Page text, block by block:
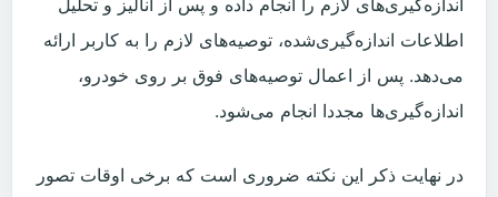
اطلاعات اندازه‌گیری‌شده، توصیه‌های لازم را به کاربر ارائه
می‌دهد. پس از اعمال توصیه‌های فوق بر روی خودرو،
اندازه‌گیری‌ها مجددا انجام می‌شود.
در نهایت ذکر این نکته ضروری است که برخی اوقات تصور